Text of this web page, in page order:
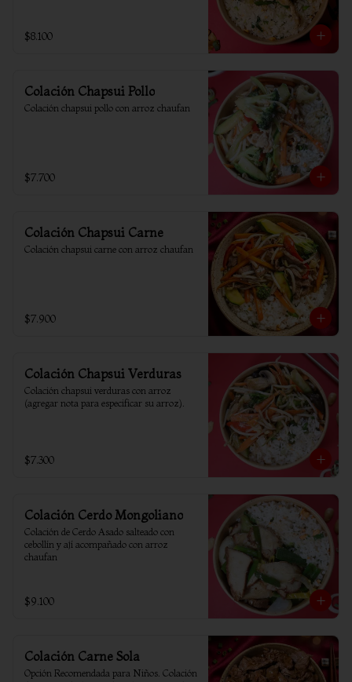
$8.100
Colación Chapsui Pollo
Colación chapsui pollo con arroz chaufan
$7.700
Colación Chapsui Carne
Colación chapsui carne con arroz chaufan
$7.900
Colación Chapsui Verduras
Colación chapsui verduras con arroz
(agregar nota para especificar su arroz).
$7.300
Colación Cerdo Mongoliano
Colación de Cerdo Asado salteado con
cebollín y ají acompañado con arroz
chaufan
$9.100
Colación Carne Sola
Opción Recomendada para Niños. Colación